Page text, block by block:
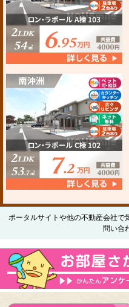
ポータルサイトや他の不動産会社で
問い合